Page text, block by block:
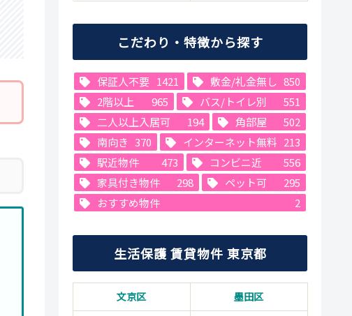
こだわり・特徴から探す
保証人不要 1421 敷金/礼金無し 850
2階以上
965 バス/トイレ別
551
二人以上入居可
194 角部屋
502
南向き 370 インターネット無料 213
駅近物件
473 コンビニ近
556
家具付き物件
298 ペット可
295
おすすめ物件
2
生活保護 賃貸物件 東京都
文京区
墨田区